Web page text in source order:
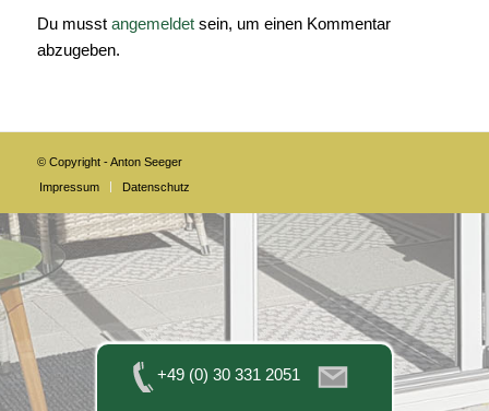
Du musst angemeldetsein, um einen Kommentar
abzugeben.
© Copyright - Anton Seeger
Impressum
Datenschutz
+49 (0) 30 331 2051